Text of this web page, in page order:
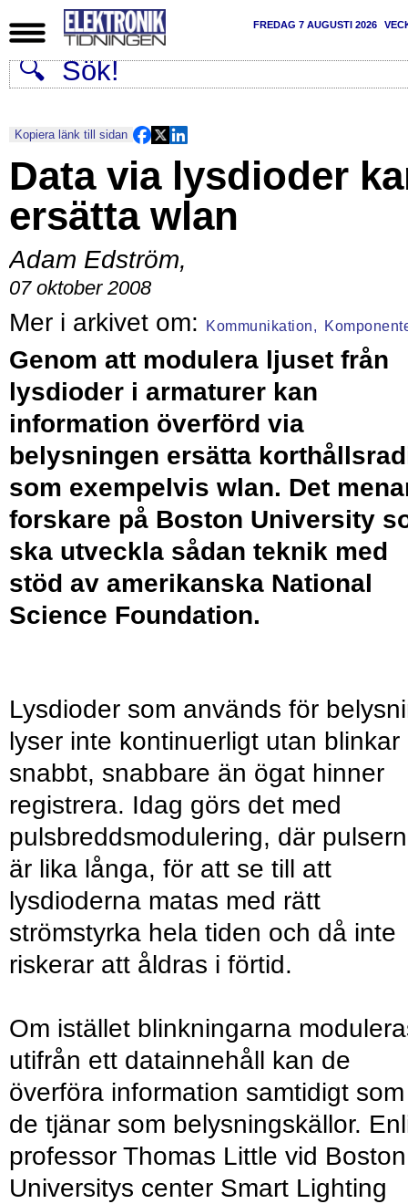
FREDAG 7 AUGUSTI 2026
Kopiera länk till sidan
Data via lysdioder
ersätta wlan
Adam Edström,
07 oktober 2008
Kommunikation,
Genom att modulera ljuset från
lysdioder i armaturer kan
information överförd via
belysningen ersätta
som exempelvis wlan. Det
forskare på Boston University
ska utveckla sådan teknik med
stöd av amerikanska National
Science Foundation.
Lysdioder som används för
lyser inte kontinuerligt utan blinkar
snabbt, snabbare än ögat hinner
registrera. Idag görs det med
pulsbreddsmodulering, där
är lika långa, för att se till att
lysdioderna matas med rätt
strömstyrka hela tiden och då inte
riskerar att åldras i förtid.
Om istället blinkningarna
utifrån ett datainnehåll kan de
överföra information samtidigt som
de tjänar som belysningskällor.
professor Thomas Little vid Boston
Universitys center Smart Lighting